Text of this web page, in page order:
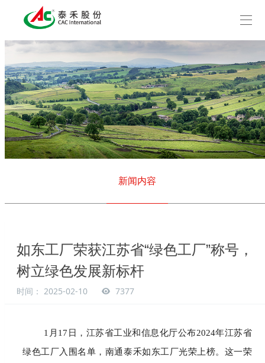
新闻内容
如东工厂荣获江苏省“绿色工厂”称号，
树立绿色发展新标杆
时间： 2025-02-10 7377
1月17日，江苏省工业和信息化厅公布2024年江苏省
绿色工厂入围名单，南通泰禾如东工厂光荣上榜。这一荣